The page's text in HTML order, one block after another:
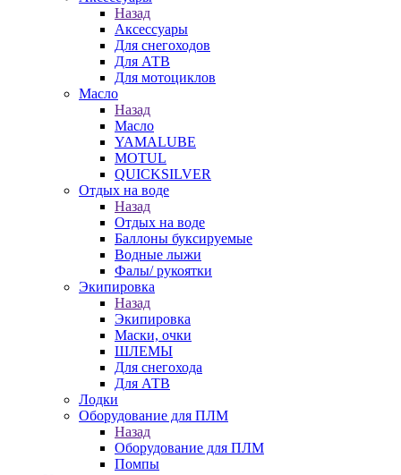
Назад
Аксессуары
Для снегоходов
Для АТВ
Для мотоциклов
Масло
Назад
Масло
YAMALUBE
MOTUL
QUICKSILVER
Отдых на воде
Назад
Отдых на воде
Баллоны буксируемые
Водные лыжи
Фалы/ рукоятки
Экипировка
Назад
Экипировка
Маски, очки
ШЛЕМЫ
Для снегохода
Для АТВ
Лодки
Оборудование для ПЛМ
Назад
Оборудование для ПЛМ
Помпы